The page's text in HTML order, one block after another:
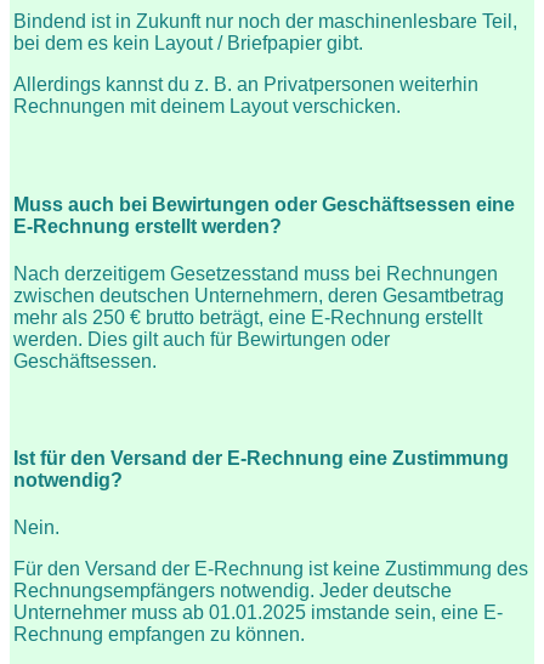
Bindend ist in Zukunft nur noch der maschinenlesbare Teil,
bei dem es kein Layout / Briefpapier gibt.
Allerdings kannst du z. B. an Privatpersonen weiterhin
Rechnungen mit deinem Layout verschicken.
Muss auch bei Bewirtungen oder Geschäftsessen eine
E-Rechnung erstellt werden?
Nach derzeitigem Gesetzesstand muss bei Rechnungen
zwischen deutschen Unternehmern, deren Gesamtbetrag
mehr als 250 € brutto beträgt, eine E-Rechnung erstellt
werden. Dies gilt auch für Bewirtungen oder
Geschäftsessen.
Ist für den Versand der E-Rechnung eine Zustimmung
notwendig?
Nein.
Für den Versand der E-Rechnung ist keine Zustimmung des
Rechnungsempfängers notwendig. Jeder deutsche
Unternehmer muss ab 01.01.2025 imstande sein, eine E-
Rechnung empfangen zu können.